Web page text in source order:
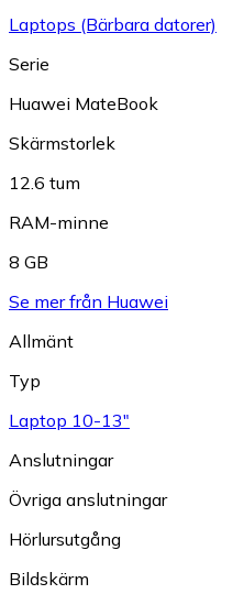
Laptops (Bärbara datorer)
Serie
Huawei MateBook
Skärmstorlek
12.6 tum
RAM-minne
8 GB
Se mer från Huawei
Allmänt
Typ
Laptop 10-13"
Anslutningar
Övriga anslutningar
Hörlursutgång
Bildskärm